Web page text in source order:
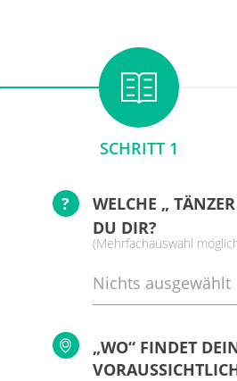
SCHRITT 1
?
WELCHE „
DU DIR?
(Mehrfachauswahl
Nichts ausgewählt
„WO“ FINDET